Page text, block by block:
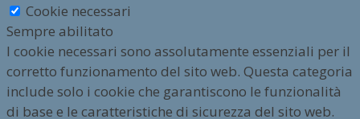
Cookie necessari
Sempre abilitato
I cookie necessari sono assolutamente essenziali per il
corretto funzionamento del sito web. Questa categoria
include solo i cookie che garantiscono le funzionalità
di base e le caratteristiche di sicurezza del sito web.